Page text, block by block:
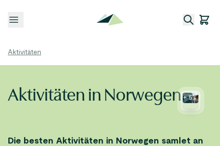
Menü öffnen
Aktivitäten
Aktivitäten in Norwegen +5
Die besten Aktivitäten in Norwegen samlet an